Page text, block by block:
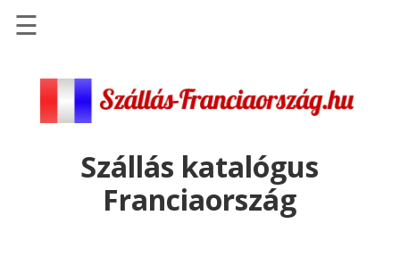
Szállások
Repülőjegy
pénzvisszatérítéssel
☰
Szállás katalógus
Franciaország